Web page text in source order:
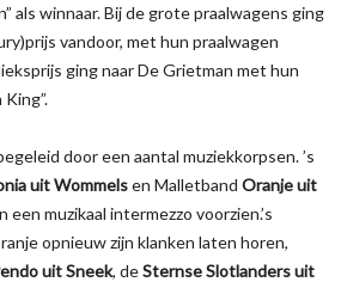
als winnaar. Bij de grote praalwagens ging
vandoor, met hun praalwagen
ging naar De Grietman met hun
door een aantal muziekkorpsen. ’s
uit Wommelsen Malletband Oranje uit
muzikaal intermezzo voorzien.’s
opnieuw zijn klanken laten horen,
uit Sneek, deSternse Slotlanders uit